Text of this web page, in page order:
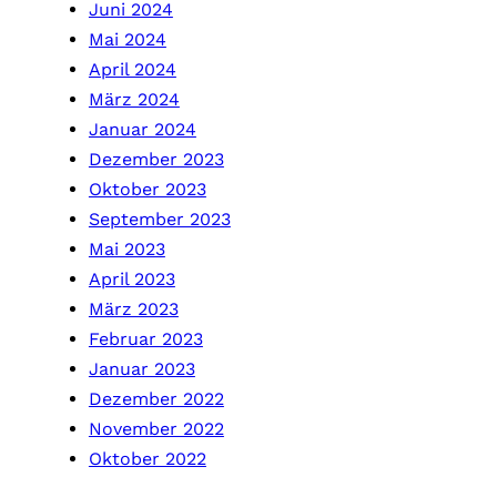
Juni 2024
Mai 2024
April 2024
März 2024
Januar 2024
Dezember 2023
Oktober 2023
September 2023
Mai 2023
April 2023
März 2023
Februar 2023
Januar 2023
Dezember 2022
November 2022
Oktober 2022